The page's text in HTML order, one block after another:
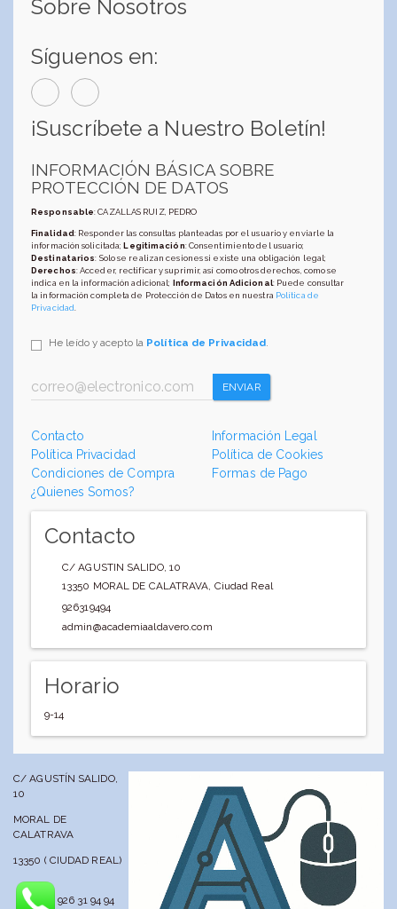
Sobre Nosotros
Síguenos en:
¡Suscríbete a Nuestro Boletín!
INFORMACIÓN BÁSICA SOBRE
PROTECCIÓN DE DATOS
Responsable: CAZALLAS RUIZ, PEDRO
Finalidad: Responder las consultas planteadas por el usuario y enviarle la
información solicitada;Legitimación: Consentimiento del usuario;
Destinatarios: Solo se realizan cesiones si existe una obligación legal;
Derechos: Acceder, rectificar y suprimir, así como otros derechos, como se
indica en la información adicional; Información Adicional: Puede consultar
la información completa de Protección de Datos en nuestra Política de
Privacidad
He leído y acepto la Política de Privacidad.
ENVIAR
Contacto
Información Legal
Política Privacidad
Política de Cookies
Condiciones de Compra
Formas de Pago
¿Quienes Somos?
Contacto
C/ AGUSTIN SALIDO, 10
13350 MORAL DE CALATRAVA, Ciudad Real
926319494
admin@academiaaldavero.com
Horario
9-14
C/ AGUSTÍN SALIDO,
10
MORAL DE
CALATRAVA
13350 ( CIUDAD REAL)
926 31 94 94